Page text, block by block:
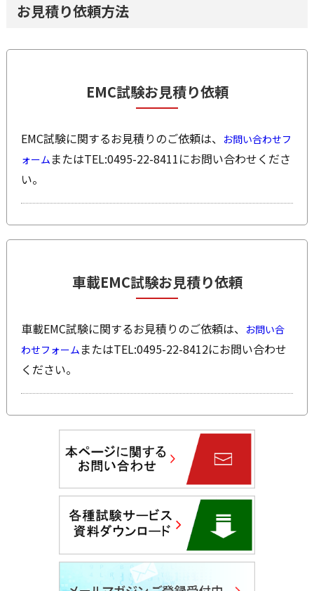
お見積り依頼方法
EMC試験お見積り依頼
EMC試験に関するお見積りのご依頼は、 お問い合わせフ
ォーム またはTEL:0495-22-8411にお問い合わせくださ
い。
車載EMC試験お見積り依頼
車載EMC試験に関するお見積りのご依頼は、 お問い合
わせフォーム またはTEL:0495-22-8412にお問い合わせ
ください。